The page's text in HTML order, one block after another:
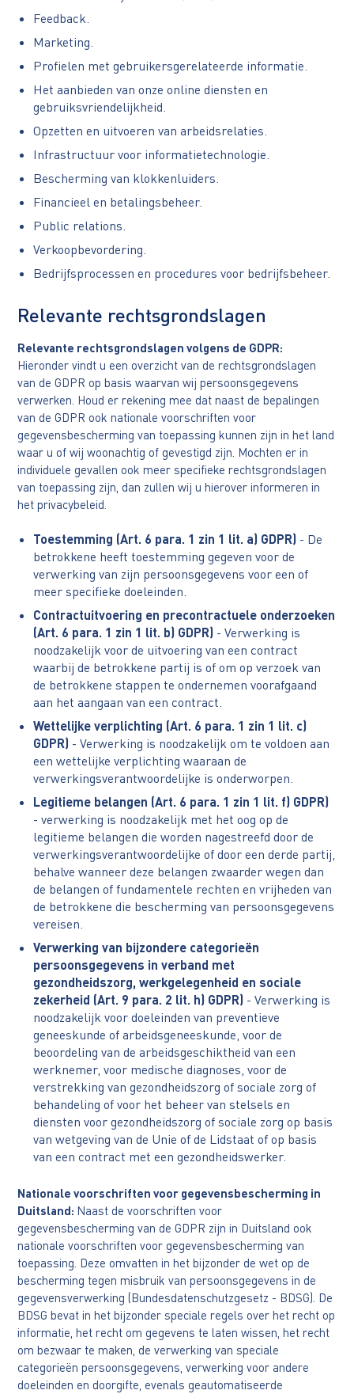
Feedback.
Marketing.
Profielen met gebruikersgerelateerde informatie.
Het aanbieden van onze online diensten en
gebruiksvriendelijkheid.
Opzetten en uitvoeren van arbeidsrelaties.
Infrastructuur voor informatietechnologie.
Bescherming van klokkenluiders.
Financieel en betalingsbeheer.
Public relations.
Verkoopbevordering.
Bedrijfsprocessen en procedures voor bedrijfsbeheer.
Relevante rechtsgrondslagen
Relevante rechtsgrondslagen volgens de GDPR:
Hieronder vindt u een overzicht van de rechtsgrondslagen
van de GDPR op basis waarvan wij persoonsgegevens
verwerken. Houd er rekening mee dat naast de bepalingen
van de GDPR ook nationale voorschriften voor
gegevensbescherming van toepassing kunnen zijn in het land
waar u of wij woonachtig of gevestigd zijn. Mochten er in
individuele gevallen ook meer specifieke rechtsgrondslagen
van toepassing zijn, dan zullen wij u hierover informeren in
het privacybeleid.
Toestemming (Art. 6 para. 1 zin 1 lit. a) GDPR) - De
betrokkene heeft toestemming gegeven voor de
verwerking van zijn persoonsgegevens voor een of
meer specifieke doeleinden.
Contractuitvoering en precontractuele onderzoeken
(Art. 6 para. 1 zin 1 lit. b) GDPR) - Verwerking is
noodzakelijk voor de uitvoering van een contract
waarbij de betrokkene partij is of om op verzoek van
de betrokkene stappen te ondernemen voorafgaand
aan het aangaan van een contract.
Wettelijke verplichting (Art. 6 para. 1 zin 1 lit. c)
GDPR) - Verwerking is noodzakelijk om te voldoen aan
een wettelijke verplichting waaraan de
verwerkingsverantwoordelijke is onderworpen.
Legitieme belangen (Art. 6 para. 1 zin 1 lit. f) GDPR)
- verwerking is noodzakelijk met het oog op de
legitieme belangen die worden nagestreefd door de
verwerkingsverantwoordelijke of door een derde partij,
behalve wanneer deze belangen zwaarder wegen dan
de belangen of fundamentele rechten en vrijheden van
de betrokkene die bescherming van persoonsgegevens
vereisen.
Verwerking van bijzondere categorieën
persoonsgegevens in verband met
gezondheidszorg, werkgelegenheid en sociale
zekerheid (Art. 9 para. 2 lit. h) GDPR) - Verwerking is
noodzakelijk voor doeleinden van preventieve
geneeskunde of arbeidsgeneeskunde, voor de
beoordeling van de arbeidsgeschiktheid van een
werknemer, voor medische diagnoses, voor de
verstrekking van gezondheidszorg of sociale zorg of
behandeling of voor het beheer van stelsels en
diensten voor gezondheidszorg of sociale zorg op basis
van wetgeving van de Unie of de Lidstaat of op basis
van een contract met een gezondheidswerker.
Nationale voorschriften voor gegevensbescherming in
Duitsland: Naast de voorschriften voor
gegevensbescherming van de GDPR zijn in Duitsland ook
nationale voorschriften voor gegevensbescherming van
toepassing. Deze omvatten in het bijzonder de wet op de
bescherming tegen misbruik van persoonsgegevens in de
gegevensverwerking (Bundesdatenschutzgesetz - BDSG). De
BDSG bevat in het bijzonder speciale regels over het recht op
informatie, het recht om gegevens te laten wissen, het recht
om bezwaar te maken, de verwerking van speciale
categorieën persoonsgegevens, verwerking voor andere
doeleinden en doorgifte, evenals geautomatiseerde